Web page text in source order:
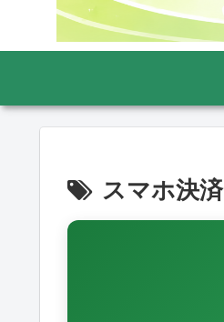
スマホ決済